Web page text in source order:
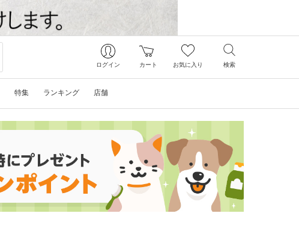
ログイン カート お気に入り 検索
特集 ランキング 店舗